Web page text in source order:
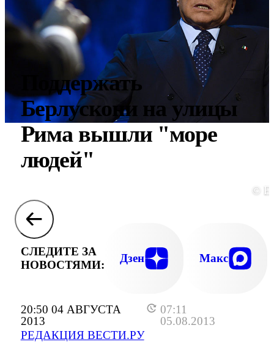
20:50 04 АВГУСТА
2013
07:11
05.08.2013
РЕДАКЦИЯ ВЕСТИ.РУ
Поддержать
Берлускони на улицы
Рима вышли "море
людей"
©
СЛЕДИТЕ ЗА
НОВОСТЯМИ:
Дзен Макс